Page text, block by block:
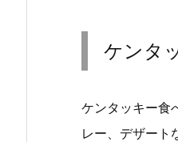
ケンタ
ケンタッキー食
レー、デザート